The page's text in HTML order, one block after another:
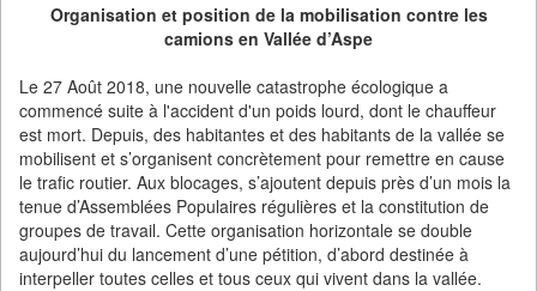
Organisation et position de la mobilisation contre les
camions en Vallée d’Aspe
Le 27 Août 2018, une nouvelle catastrophe écologique a
commencé suite à l'accident d'un poids lourd, dont le chauffeur
est mort. Depuis, des habitantes et des habitants de la vallée se
mobilisent et s’organisent concrètement pour remettre en cause
le trafic routier. Aux blocages, s’ajoutent depuis près d’un mois la
tenue d’Assemblées Populaires régulières et la constitution de
groupes de travail. Cette organisation horizontale se double
aujourd’hui du lancement d’une pétition, d’abord destinée à
interpeller toutes celles et tous ceux qui vivent dans la vallée.